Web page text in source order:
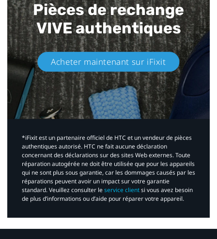
Pièces de rechange
VIVE authentiques​
Acheter maintenant sur iFixit​
*iFixit est un partenaire officiel de HTC et un vendeur de pièces
authentiques autorisé. HTC ne fait aucune déclaration
concernant des déclarations sur des sites Web externes. Toute
réparation autogérée ne doit être utilisée que pour les appareils
qui ne sont plus sous garantie, car les dommages causés par les
réparations peuvent avoir un impact sur votre garantie
standard. Veuillez consulter leservice clientsi vous avez besoin
de plus d’informations ou d’aide pour réparer votre appareil.​